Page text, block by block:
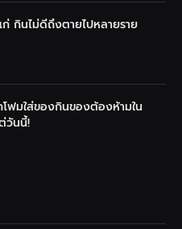
กินไม่ดีถึงตายไปหลายราย
โฟมใส่ของกินของต้องห้ามใน
วันนี้!